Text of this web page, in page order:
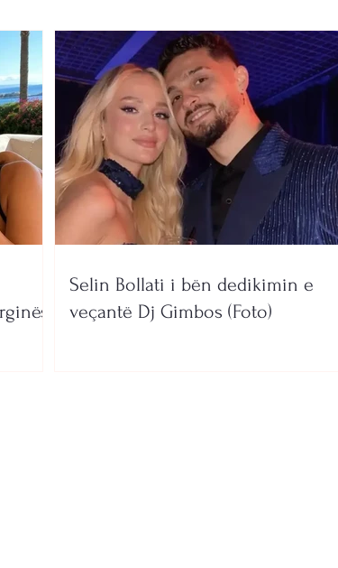
Selin Bollati i bën dedikimin e
veçantë Dj Gimbos (Foto)